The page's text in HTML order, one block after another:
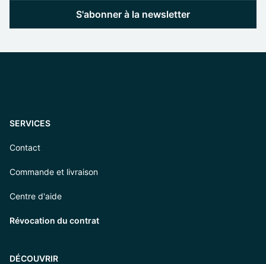
S'abonner à la newsletter
SERVICES
Contact
Commande et livraison
Centre d'aide
Révocation du contrat
DÉCOUVRIR